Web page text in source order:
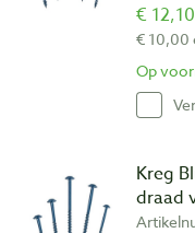
€
€ 10,00
Op
Kreg
draad